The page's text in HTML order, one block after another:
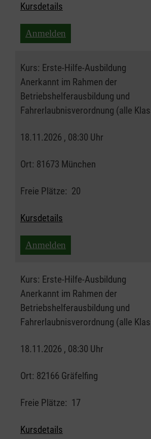
Kursdetails
Anmelden
Kurs: Erste-Hilfe-Ausbildung
Anerkannt im Rahmen der
Betriebshelferausbildung und
Fahrerlaubnisverordnung (alle
18.11.2026 , 08:30 Uhr
Ort: 81673 München
Freie Plätze: 20
Kursdetails
Anmelden
Kurs: Erste-Hilfe-Ausbildung
Anerkannt im Rahmen der
Betriebshelferausbildung und
Fahrerlaubnisverordnung (alle
18.11.2026 , 08:30 Uhr
Ort: 82166 Gräfelfing
Freie Plätze: 17
Kursdetails